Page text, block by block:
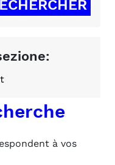
à vos